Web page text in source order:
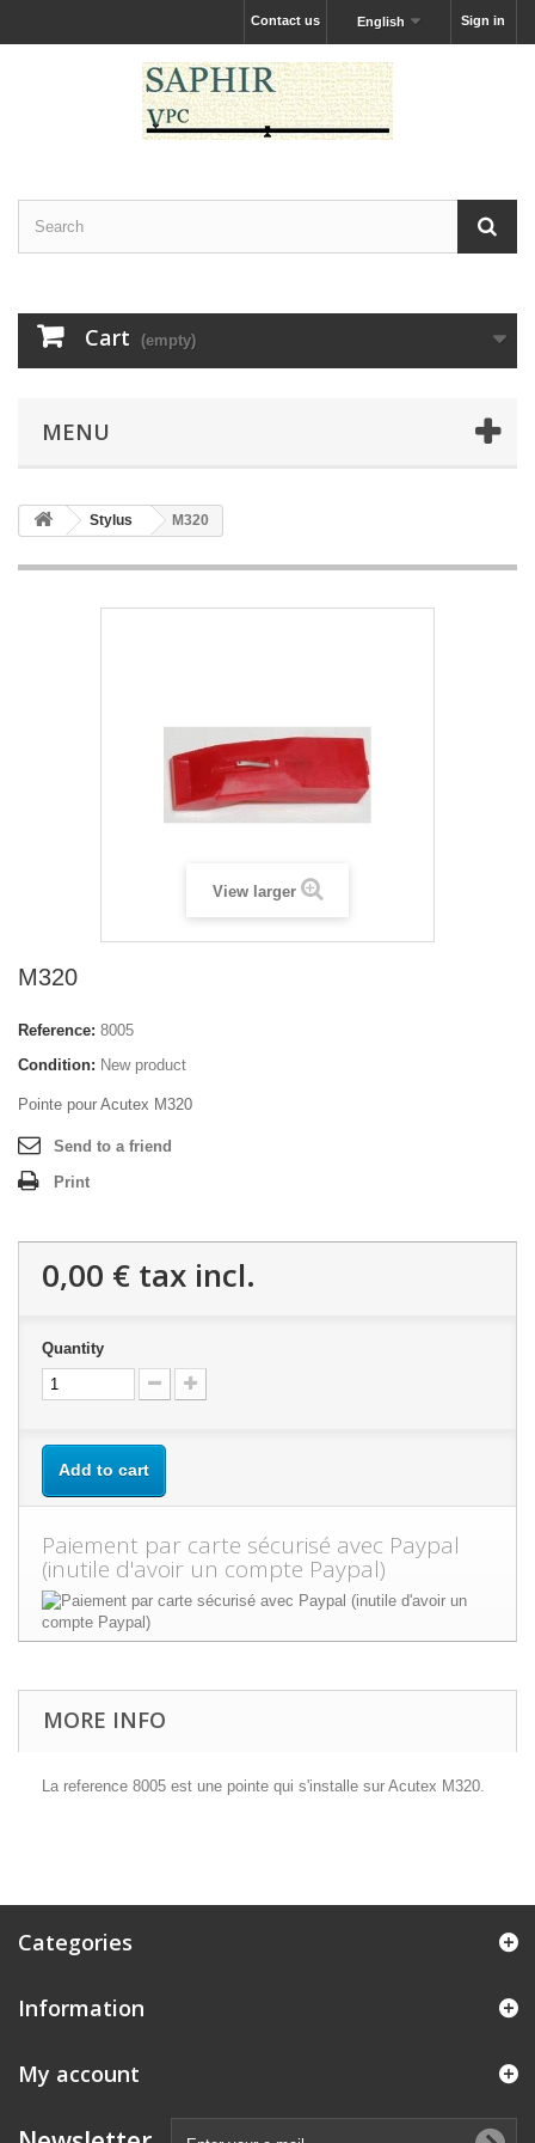
Sign in
English
Contact us
Cart (empty)
MENU
Stylus M320
View larger
M320
Reference: 8005
Condition: New product
Pointe pour Acutex M320
Send to a friend
Print
0,00 € tax incl.
Quantity
Add to cart
Paiement par carte sécurisé avec Paypal
(inutile d'avoir un compte Paypal)
MORE INFO
La reference 8005 est une pointe qui s'installe sur Acutex M320.
Categories
Information
My account